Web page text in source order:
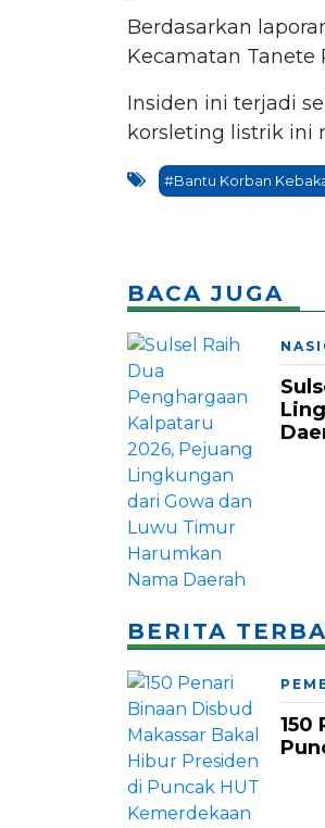
Berdasarkan
Kecamatan Tanete
Insiden ini terjadi
korsleting listrik ini
#Bantu Korban
BACA JUGA
BERITA
150